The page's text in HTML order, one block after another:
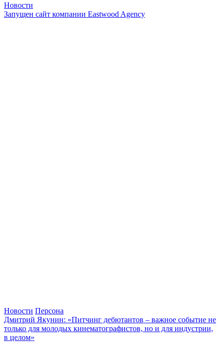
Новости
Запущен сайт компании Eastwood Agency
Новости Персона
Дмитрий Якунин: «Питчинг дебютантов – важное событие не
только для молодых кинематографистов, но и для индустрии,
в целом»